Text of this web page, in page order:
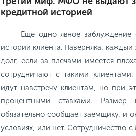
кредитной историей
Еще одно явное заблуждение
истории клиента. Наверняка, каждый
долг, если за плечами имеется
сотрудничают с такими
идут навстречу клиентам, но при
процентными ставками. Размер
обязательно сообщает заемщику, и
условиях, или нет.